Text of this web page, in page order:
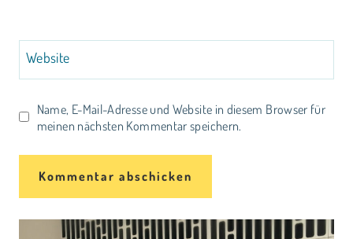
Website
Name, E-Mail-Adresse und Website in diesem Browser für
meinen nächsten Kommentar speichern.